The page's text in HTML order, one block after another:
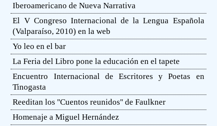
Iberoamericano de Nueva Narrativa
El V Congreso Internacional de la Lengua Española
(Valparaíso, 2010) en la web
Yo leo en el bar
La Feria del Libro pone la educación en el tapete
Encuentro Internacional de Escritores y Poetas en
Tinogasta
Reeditan los ''Cuentos reunidos'' de Faulkner
Homenaje a Miguel Hernández